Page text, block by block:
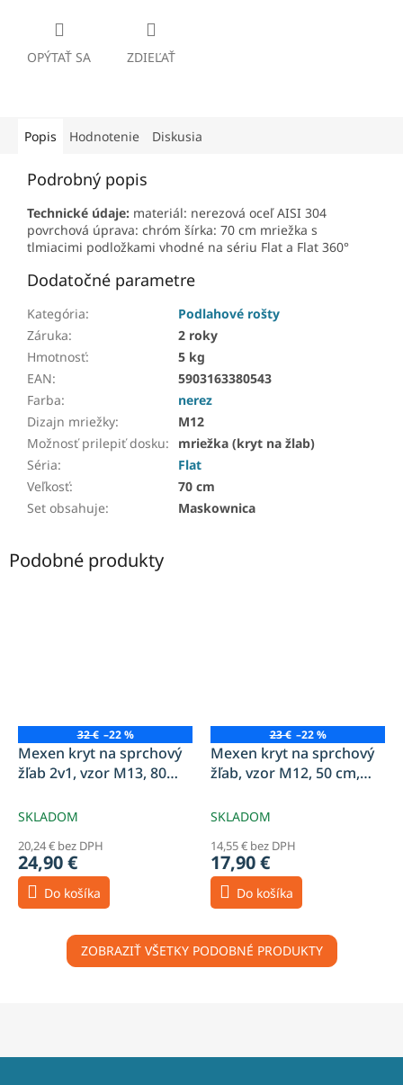
OPÝTAŤ SA ZDIEĽAŤ
Popis Hodnotenie Diskusia
Podrobný popis
Technické údaje: materiál: nerezová oceľ AISI 304
povrchová úprava: chróm šírka: 70 cm mriežka s
tlmiacimi podložkami vhodné na sériu Flat a Flat 360°
Dodatočné parametre
Kategória:
Podlahové rošty
Záruka:
2 roky
Hmotnosť:
5 kg
EAN:
5903163380543
Farba:
nerez
Dizajn mriežky:
M12
Možnosť prilepiť dosku:
mriežka (kryt na žlab)
Séria:
Flat
Veľkosť:
70 cm
Set obsahuje: Maskownica
Podobné produkty
32 € –22 %
Mexen kryt na sprchový
žľab 2v1, vzor M13, 80
SKLADOM
20,24 € bez DPH
24,90 €
Do košíka
23 € –22 %
Mexen kryt na sprchový
žľab, vzor M12, 50 cm,
SKLADOM
14,55 € bez DPH
17,90 €
Do košíka
ZOBRAZIŤ VŠETKY PODOBNÉ PRODUKTY